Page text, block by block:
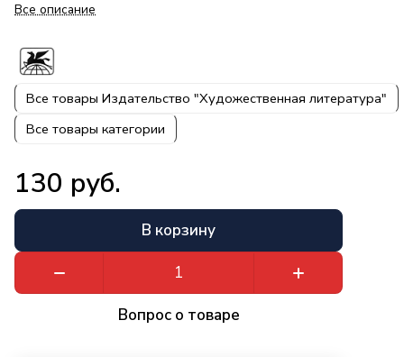
Все описание
Все товары Издательство "Художественная литература"
Все товары категории
130 руб.
В корзину
Вопрос о товаре